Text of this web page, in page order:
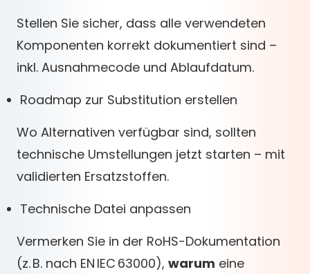
Stellen Sie sicher, dass alle verwendeten
Komponenten korrekt dokumentiert sind –
inkl. Ausnahmecode und Ablaufdatum.
Roadmap zur Substitution erstellen
Wo Alternativen verfügbar sind, sollten
technische Umstellungen jetzt starten – mit
validierten Ersatzstoffen.
Technische Datei anpassen
Vermerken Sie in der RoHS-Dokumentation
(z. B. nach EN IEC 63000), warum eine